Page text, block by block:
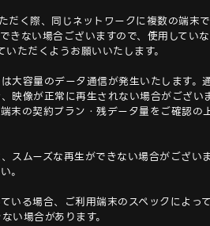
く際、同じネットワークに複数の端末で
きない場合ございますので、使用していな
ただくようお願いいたします。
大容量のデータ通信が発生いたします。
映像が正常に再生されない場合がござい
末の契約プラン・残データ量をご確認の
スムーズな再生ができない場合がござい
。
いる場合、ご利用端末のスペックによっ
い場合があります。